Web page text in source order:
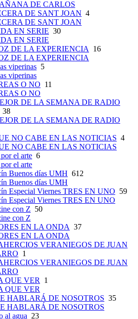
DE CARLOS
DE SANT JOAN 4
DE SANT JOAN
EN SERIE 30
EN SERIE
DE LA EXPERIENCIA
16
DE LA EXPERIENCIA
viperinas 5
viperinas
O NO 11
O NO
DE LA SEMANA DE RADIO
38
DE LA SEMANA DE RADIO
NO CABE EN LAS NOTICIAS 4
NO CABE EN LAS NOTICIAS
el arte 6
el arte
Buenos días UMH 612
Buenos días UMH
Especial Viernes TRES EN UNO 59
Especial Viernes TRES EN UNO
con Z 50
con Z
EN LA ONDA 37
EN LA ONDA
VERANIEGOS DE JUAN
1
VERANIEGOS DE JUAN
QUE VER
1
QUE VER
HABLARÁ DE NOSOTROS 35
HABLARÁ DE NOSOTROS
al agua 23